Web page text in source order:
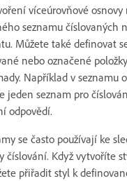
víceúrovňové osnovy
seznamu číslovaných
Můžete také definovat
nebo označené
Například v seznamu
jeden seznam pro
odpovědí.
se často používají ke
číslování. Když vytvoříte
přiřadit styl k